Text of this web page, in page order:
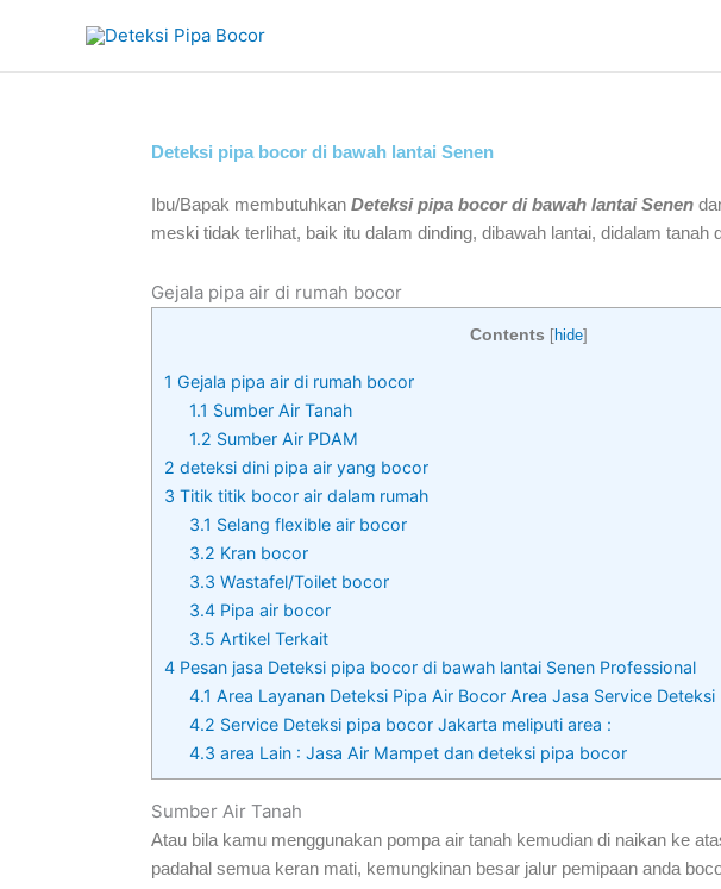
content
Deteksi pipa bocor di bawah lantai Senen
Ibu/Bapak membutuhkan Deteksi pipa bocor di bawah lantai Senen
meski tidak terlihat, baik itu dalam dinding, dibawah lantai, didalam tanah
Gejala pipa air di rumah bocor
Contents [hide]
1 Gejala pipa air di rumah bocor
1.1 Sumber Air Tanah
1.2 Sumber Air PDAM
2 deteksi dini pipa air yang bocor
3 Titik titik bocor air dalam rumah
3.1 Selang flexible air bocor
3.2 Kran bocor
3.3 Wastafel/Toilet bocor
3.4 Pipa air bocor
3.5 Artikel Terkait
4 Pesan jasa Deteksi pipa bocor di bawah lantai Senen Professional
4.1 Area Layanan Deteksi Pipa Air Bocor Area Jasa Service
4.2 Service Deteksi pipa bocor Jakarta meliputi area :
4.3 area Lain : Jasa Air Mampet dan deteksi pipa bocor
Sumber Air Tanah
Atau bila kamu menggunakan pompa air tanah kemudian di naikan ke
padahal semua keran mati, kemungkinan besar jalur pemipaan anda